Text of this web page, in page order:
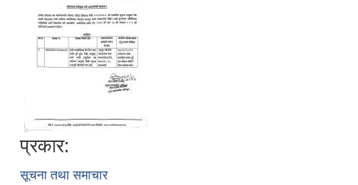
प्रकार:
सूचना तथा समाचार